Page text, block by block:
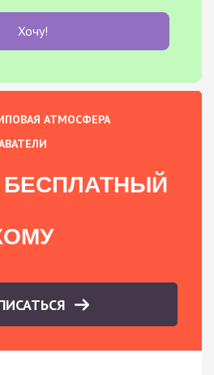
Хочу!
АТМОСФЕРА
БЕСПЛАТНЫЙ